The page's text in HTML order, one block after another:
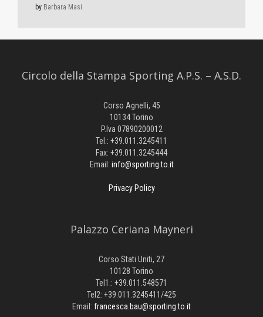
by Barbara Masi
Circolo della Stampa Sporting A.P.S. – A.S.D.
Corso Agnelli, 45
10134 Torino
P.Iva 07890200012
Tel.: +39.011.3245411
Fax: +39.011.3245444
Email: info@sporting.to.it
Privacy Policy
Palazzo Ceriana Mayneri
Corso Stati Uniti, 27
10128 Torino
Tel1.: +39.011.548571
Tel2: +39.011.3245411/425
Email: francesca.bau@sporting.to.it